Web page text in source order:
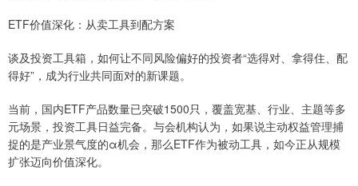
ETF价值深化：从卖工具到配方案
谈及投资工具箱，如何让不同风险偏好的投资者“选得对、拿得住、配
得好”，成为行业共同面对的新课题。
当前，国内ETF产品数量已突破1500只，覆盖宽基、行业、主题等多
元场景，投资工具日益完备。与会机构认为，如果说主动权益管理捕
捉的是产业景气度的α机会，那么ETF作为被动工具，如今正从规模
扩张迈向价值深化。